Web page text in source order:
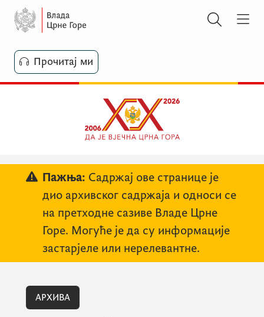
Прочитај ми
Пажња: Садржај ове странице је
дио архивског садржаја и односи се
на претходне сазиве Владе Црне
Горе. Могуће је да су информације
застарјеле или нерелевантне.
АРХИВА